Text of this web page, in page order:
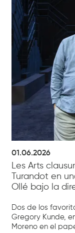
01.06.2026
Les Arts
Turandot en
Ollé bajo la
Dos de los
Gregory Kunde,
Moreno en el